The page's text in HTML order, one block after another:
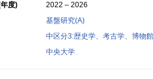
度)
2022 – 2026
基盤研究(A)
中区分3:歴史学、考古学、博物
中央大学